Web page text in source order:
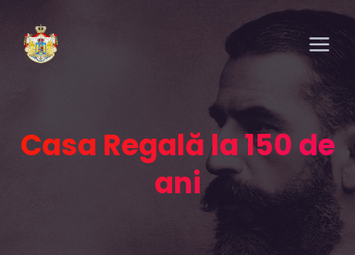
Casa Regală la 150 de
ani